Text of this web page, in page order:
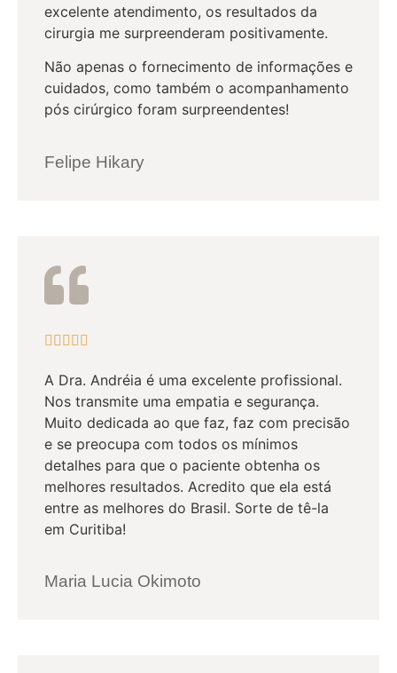
excelente atendimento, os resultados da
cirurgia me surpreenderam positivamente.
Não apenas o fornecimento de informações e
cuidados, como também o acompanhamento
pós cirúrgico foram surpreendentes!
Felipe Hikary
    
A Dra. Andréia é uma excelente profissional.
Nos transmite uma empatia e segurança.
Muito dedicada ao que faz, faz com precisão
e se preocupa com todos os mínimos
detalhes para que o paciente obtenha os
melhores resultados. Acredito que ela está
entre as melhores do Brasil. Sorte de tê-la
em Curitiba!
Maria Lucia Okimoto